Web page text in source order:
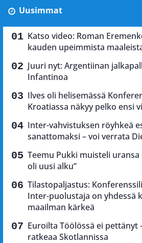
Uusimmat
Katso video: Roman
kauden upeimmista
Juuri nyt: Argentiinan
Infantinoa
Ilves oli helisemässä
Kroatiassa näkyy pelko ensi
Inter-vahvistuksen röyhkeä
sanattomaksi – voi verrata
Teemu Pukki muisteli uransa
oli uusi alku”
Tilastopaljastus:
Inter-puolustaja on yhdessä
maailman kärkeä
Euroilta Töölössä ei pettänyt
ratkeaa Skotlannissa